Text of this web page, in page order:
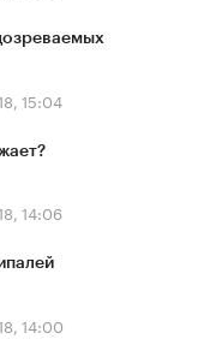
15:04
14:06
14:00